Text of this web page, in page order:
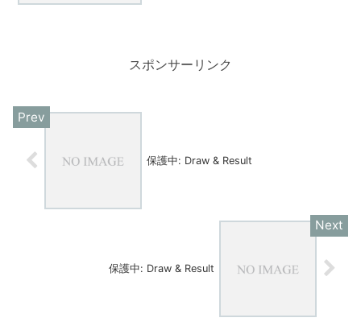
スポンサーリンク
保護中: Draw & Result
保護中: Draw & Result